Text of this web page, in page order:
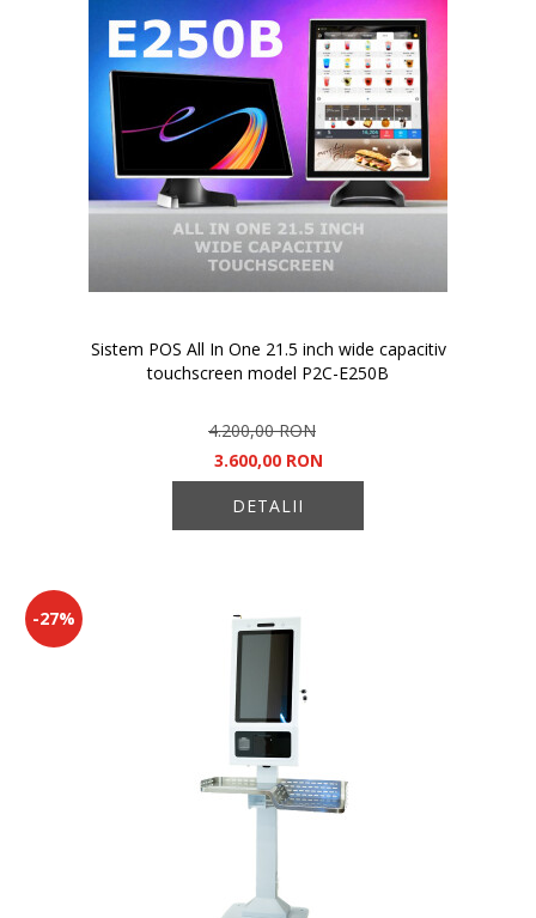
Sistem POS All In One 21.5 inch wide capacitiv
touchscreen model P2C-E250B
4.200,00 RON
3.600,00 RON
DETALII
-27%